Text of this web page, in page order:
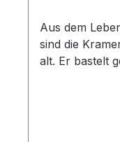
Aus dem Leben
sind die
alt. Er bastelt